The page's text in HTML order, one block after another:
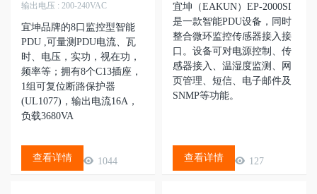
输出电压 : 200-240VAC
宜坤品牌的8口监控型智能
PDU ,可量测PDU电流、瓦
时、电压，实功，视在功，
频率等；拥有8个C13插座，
1组可复位断路保护器
(UL1077)，输出电流16A，
负载3680VA
1044
查看详情
宜坤（EAKUN）EP-2000SI
是一款智能PDU设备，同时
整合微环监控传感器接入接
口。设备可对电源控制、传
感器接入、温湿度监测、网
页管理、短信、电子邮件及
SNMP等功能。
127
查看详情